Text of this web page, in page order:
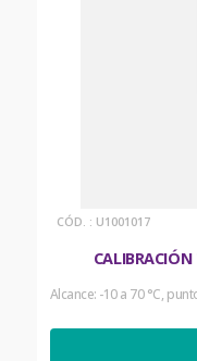
: U1001017
Alcance: -10 a 70 °C,